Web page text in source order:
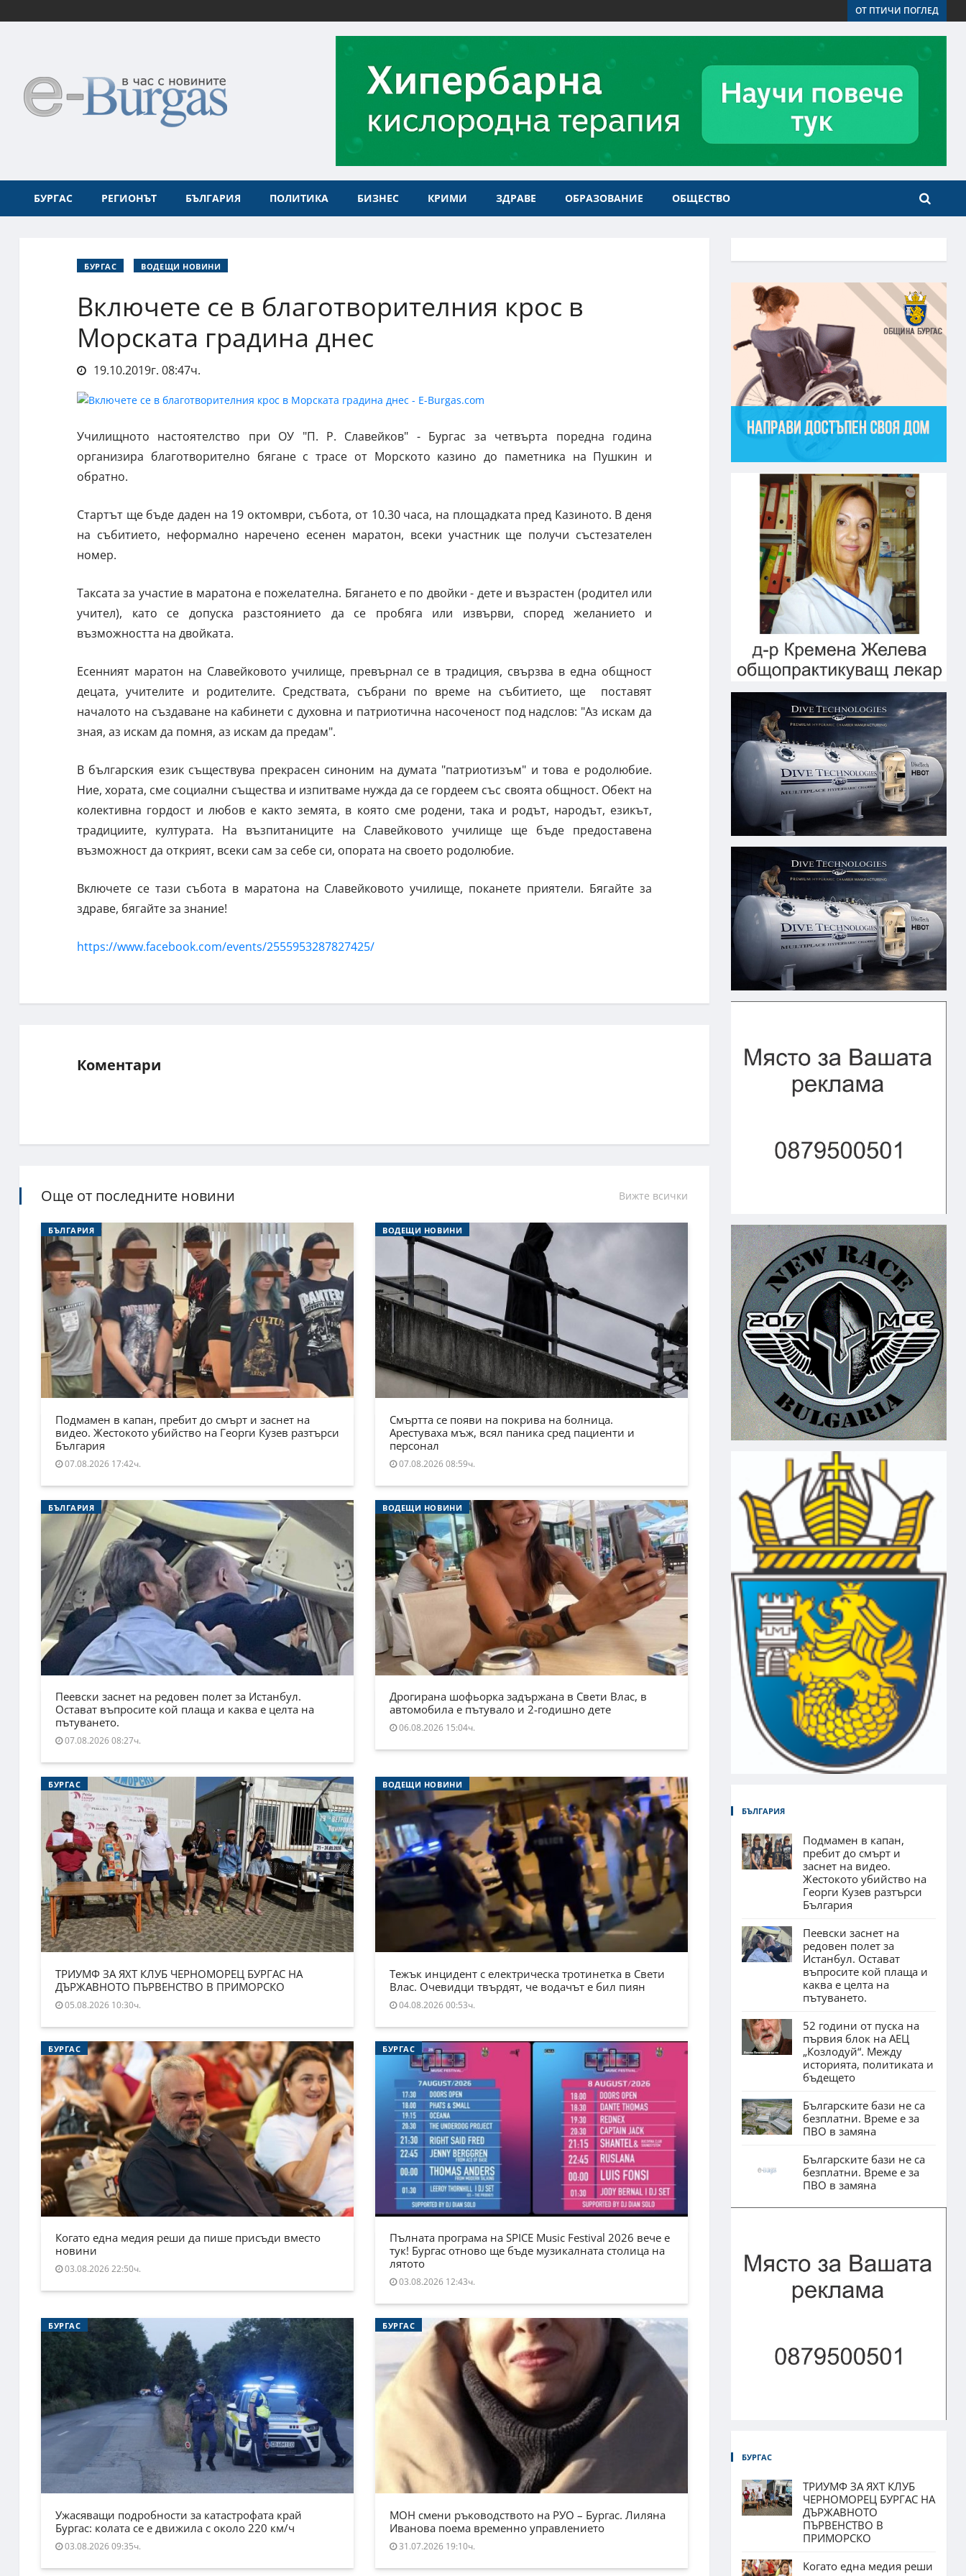
ОТ ПТИЧИ ПОГЛЕД
БУРГАС РЕГИОНЪТ БЪЛГАРИЯ ПОЛИТИКА БИЗНЕС КРИМИ ЗДРАВЕ ОБРАЗОВАНИЕ ОБЩЕСТВО
БУРГАС ВОДЕЩИ НОВИНИ
Включете се в благотворителния крос в
Морската градина днес
19.10.2019г. 08:47ч.
Училищното настоятелство при ОУ "П. Р. Славейков" - Бургас за четвърта поредна година
организира благотворително бягане с трасе от Морското казино до паметника на Пушкин и
обратно.
Стартът ще бъде даден на 19 октомври, събота, от 10.30 часа, на площадката пред Казиното. В деня
на събитието, неформално наречено есенен маратон, всеки участник ще получи състезателен
номер.
Таксата за участие в маратона е пожелателна. Бягането е по двойки - дете и възрастен (родител или
учител), като се допуска разстоянието да се пробяга или извърви, според желанието и
възможността на двойката.
Есенният маратон на Славейковото училище, превърнал се в традиция, свързва в една общност
децата, учителите и родителите. Средствата, събрани по време на събитието, ще поставят
началото на създаване на кабинети с духовна и патриотична насоченост под надслов: "Аз искам да
зная, аз искам да помня, аз искам да предам".
В българския език съществува прекрасен синоним на думата "патриотизъм" и това е родолюбие.
Ние, хората, сме социални същества и изпитваме нужда да се гордеем със своята общност. Обект на
колективна гордост и любов е както земята, в която сме родени, така и родът, народът, езикът,
традициите, културата. На възпитаниците на Славейковото училище ще бъде предоставена
възможност да открият, всеки сам за себе си, опората на своето родолюбие.
Включете се тази събота в маратона на Славейковото училище, поканете приятели. Бягайте за
здраве, бягайте за знание!
https://www.facebook.com/events/2555953287827425/
Коментари
Още от последните новини Вижте всички
БЪЛГАРИЯ
Подмамен в капан, пребит до смърт и заснет на
видео. Жестокото убийство на Георги Кузев разтърси
България
07.08.2026 17:42ч.
ВОДЕЩИ НОВИНИ
Смъртта се появи на покрива на болница.
Арестуваха мъж, всял паника сред пациенти и
персонал
07.08.2026 08:59ч.
БЪЛГАРИЯ
Пеевски заснет на редовен полет за Истанбул.
Остават въпросите кой плаща и каква е целта на
пътуването.
07.08.2026 08:27ч.
ВОДЕЩИ НОВИНИ
Дрогирана шофьорка задържана в Свети Влас, в
автомобила е пътувало и 2-годишно дете
06.08.2026 15:04ч.
БУРГАС
ТРИУМФ ЗА ЯХТ КЛУБ ЧЕРНОМОРЕЦ БУРГАС НА
ДЪРЖАВНОТО ПЪРВЕНСТВО В ПРИМОРСКО
05.08.2026 10:30ч.
ВОДЕЩИ НОВИНИ
Тежък инцидент с електрическа тротинетка в Свети
Влас. Очевидци твърдят, че водачът е бил пиян
04.08.2026 00:53ч.
БУРГАС
Когато една медия реши да пише присъди вместо
новини
03.08.2026 22:50ч.
БУРГАС
Пълната програма на SPICE Music Festival 2026 вече е
тук! Бургас отново ще бъде музикалната столица на
лятото
03.08.2026 12:43ч.
БУРГАС
Ужасяващи подробности за катастрофата край
Бургас: колата се е движила с около 220 км/ч
03.08.2026 09:35ч.
БУРГАС
МОН смени ръководството на РУО – Бургас. Лиляна
Иванова поема временно управлението
31.07.2026 19:10ч.
БЪЛГАРИЯ
Подмамен в капан,
пребит до смърт и
заснет на видео.
Жестокото убийство на
Георги Кузев разтърси
България
Пеевски заснет на
редовен полет за
Истанбул. Остават
въпросите кой плаща и
каква е целта на
пътуването.
52 години от пуска на
първия блок на АЕЦ
„Козлодуй“. Между
историята, политиката и
бъдещето
Българските бази не са
безплатни. Време е за
ПВО в замяна
Българските бази не са
безплатни. Време е за
ПВО в замяна
БУРГАС
ТРИУМФ ЗА ЯХТ КЛУБ
ЧЕРНОМОРЕЦ БУРГАС НА
ДЪРЖАВНОТО
ПЪРВЕНСТВО В
ПРИМОРСКО
Когато една медия реши